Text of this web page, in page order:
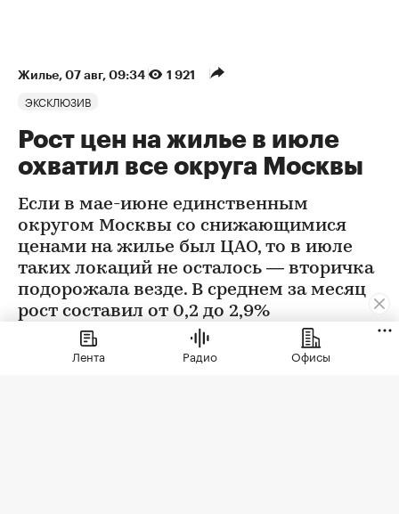
Жилье⁠, 07 авг, 09:34 1 921
ЭКСКЛЮЗИВ
Рост цен на жилье в июле
охватил все округа Москвы
Если в мае-июне единственным
округом Москвы со снижающимися
ценами на жилье был ЦАО, то в июле
таких локаций не осталось — вторичка
подорожала везде. В среднем за месяц
рост составил от 0,2 до 2,9%
Лента Радио Офисы